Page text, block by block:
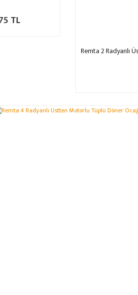
TL
Remta 2 Radyanlı